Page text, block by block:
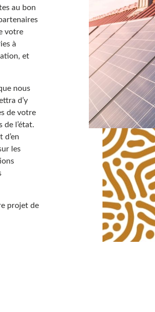
au bon
votre
à
et
nous
d’y
de votre
de l’état.
d’en
les
projet de